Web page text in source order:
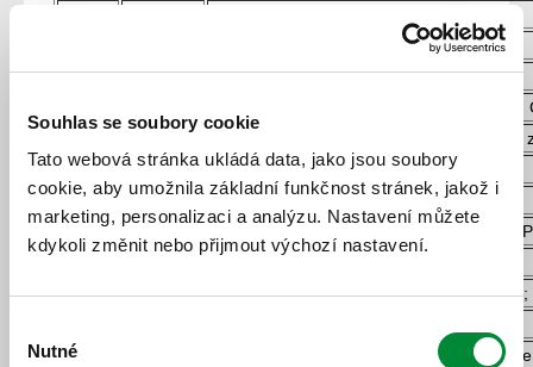
Souhlas se soubory cookie
Tato webová stránka ukládá data, jako jsou soubory
cookie, aby umožnila základní funkčnost stránek, jakož i
marketing, personalizaci a analýzu. Nastavení můžete
kdykoli změnit nebo přijmout výchozí nastavení.
souhlasu
Nutné
470241 9
zkrácena jízdní doba
prodloužení jízdní doby o minutu Lučiště -
úprava spojů 222/4,7; 247/1,2 a 242/1,2 -
490722 45
upravena zastavovací politika spoje
490731
53,56
na zavolání
490745
na linku přidána zastávka
jedou o 5 minut dřív
490751
přidána zastávka Tachov,,Chodská
490752
nově úprava trasy - 8:05 Svobodka -